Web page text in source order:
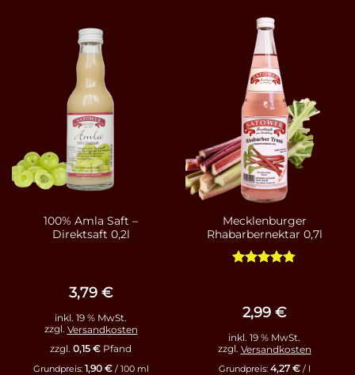
100% Amla Saft –
Direktsaft 0,2l
3,79 €
inkl. 19 % MwSt.
zzgl. Versandkosten
zzgl. 0,15 € Pfand
Grundpreis: 1,90 €/ 100 ml
Mecklenburger
Rhabarbernektar 0,7l
2,99 €
inkl. 19 % MwSt.
zzgl. Versandkosten
Grundpreis: 4,27 €/ l